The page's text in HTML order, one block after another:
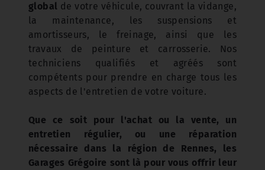
global de votre véhicule, couvrant la vidange,
la maintenance, les suspensions et
amortisseurs, le freinage, ainsi que les
travaux de peinture et carrosserie. Nos
techniciens qualifiés et agréés sont
compétents pour prendre en charge tous les
aspects de l'entretien de votre voiture.
Que ce soit pour l'achat ou la vente, un
entretien régulier, ou une réparation
nécessaire dans la région de Rennes, les
Garages Grégoire sont là pour vous offrir leur